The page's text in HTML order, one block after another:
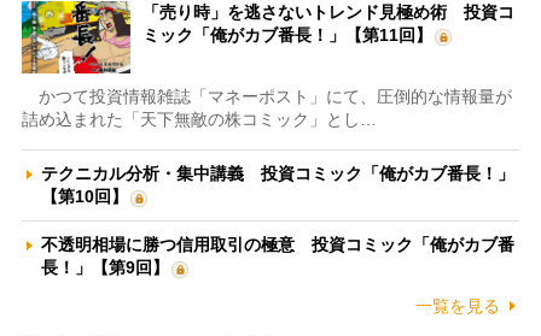
「売り時」を逃さないトレンド見極め術 投資コ
ミック「俺がカブ番長！」【第11回】
かつて投資情報雑誌「マネーポスト」にて、圧倒的な情報量が
詰め込まれた「天下無敵の株コミック」とし…
テクニカル分析・集中講義 投資コミック「俺がカブ番長！」
【第10回】
不透明相場に勝つ信用取引の極意 投資コミック「俺がカブ番
長！」【第9回】
一覧を見る